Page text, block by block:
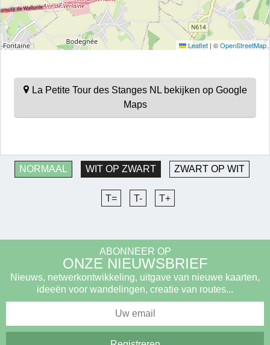
Leaflet | ©OpenStreetMap
La Petite Tour des Stanges NL bekijken op Google
Maps
NORMAAL WIT OP ZWART ZWART OP WIT
T= T- T+
ABONNEER OP
ONZE NIEUWSBRIEF
Nieuws, netwerkontwikkeling, uitgave van nieuwe kaarten,
ideeën voor wandelingen, creatie van routes...